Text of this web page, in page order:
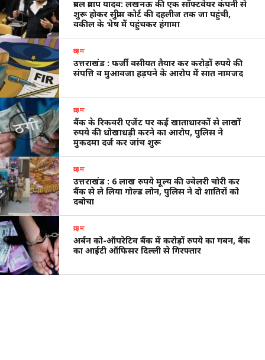
प्रबल प्रताप यादव: लखनऊ की एक सॉफ्टवेयर कंपनी से
शुरू होकर सुप्रीम कोर्ट की दहलीज तक जा पहुंची,
वकील के भेष में पहुंचकर हंगामा
क्राइम
उत्तराखंड : फर्जी वसीयत तैयार कर करोड़ों रुपये की
संपत्ति व मुआवजा हड़पने के आरोप में सात नामजद
क्राइम
बैंक के रिकवरी एजेंट पर कई खाताधारकों से लाखों
रुपये की धोखाधड़ी करने का आरोप, पुलिस ने
मुकदमा दर्ज कर जांच शुरू
क्राइम
उत्तराखंड : 6 लाख रुपये मूल्य की ज्वेलरी चोरी कर
बैंक से ले लिया गोल्ड लोन, पुलिस ने दो शातिरों को
दबोचा
क्राइम
अर्बन को-ऑपरेटिव बैंक में करोड़ों रुपये का गबन, बैंक
का आईटी ऑफिसर दिल्ली से गिरफ्तार